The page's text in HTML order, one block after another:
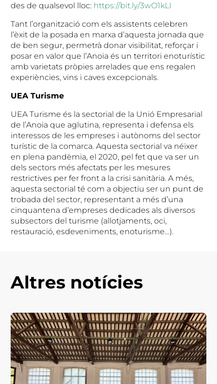
des de qualsevol lloc: https://bit.ly/3wO1kLI
Tant l’organització com els assistents celebren
l’èxit de la posada en marxa d’aquesta jornada que
de ben segur, permetrà donar visibilitat, reforçar i
posar en valor que l’Anoia és un territori enoturístic
amb varietats pròpies arrelades que ens regalen
experiències, vins i caves excepcionals.
UEA Turisme
UEA Turisme és la sectorial de la Unió Empresarial
de l’Anoia que aglutina, representa i defensa els
interessos de les empreses i autònoms del sector
turístic de la comarca. Aquesta sectorial va néixer
en plena pandèmia, el 2020, pel fet que va ser un
dels sectors més afectats per les mesures
restrictives per fer front a la crisi sanitària. A més,
aquesta sectorial té com a objectiu ser un punt de
trobada del sector, representant a més d’una
cinquantena d’empreses dedicades als diversos
subsectors del turisme (allotjaments, oci,
restauració, esdeveniments, enoturisme…).
Altres notícies